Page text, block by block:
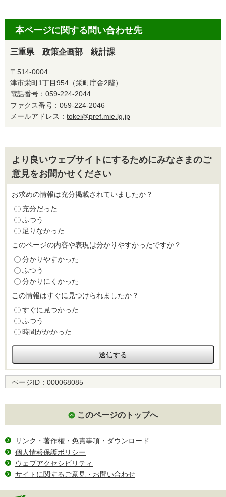
本ページに関する問い合わせ先
三重県 政策企画部 統計課
〒514-0004
津市栄町1丁目954（栄町庁舎2階）
電話番号： 059-224-2044
ファクス番号：059-224-2046
メールアドレス： tokei@pref.mie.lg.jp
より良いウェブサイトにするためにみなさまのご
意見をお聞かせください
お求めの情報は充分掲載されていましたか？
充分だった
ふつう
足りなかった
このページの内容や表現は分かりやすかったですか？
分かりやすかった
ふつう
分かりにくかった
この情報はすぐに見つけられましたか？
すぐに見つかった
ふつう
時間がかかった
ページID： 000068085
このページのトップへ
リンク・著作権・免責事項・ダウンロード
個人情報保護ポリシー
ウェブアクセシビリティ
サイトに関するご意見・お問い合わせ